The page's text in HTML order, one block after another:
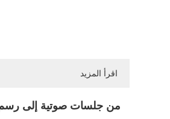
اقرأ المزيد
من جلسات صوتية إلى رسم